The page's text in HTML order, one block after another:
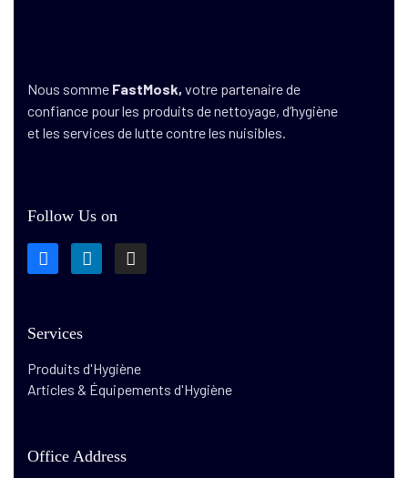
Nous somme FastMosk, votre partenaire de
confiance pour les produits de nettoyage, d’hygiène
et les services de lutte contre les nuisibles.
Follow Us on
Services
Produits d'Hygiène
Articles & Équipements d'Hygiène
Office Address